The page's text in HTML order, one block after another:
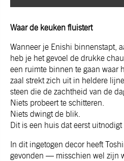
Waar de keuken fluistert
Wanneer je Enishi binnenstapt,
heb je het gevoel de drukke
een ruimte binnen te gaan waar
zaal strekt zich uit in heldere
steen die de zachtheid van de
Niets probeert te schitteren.
Niets dwingt de blik.
Dit is een huis dat eerst uitnodigt
In dit ingetogen decor heeft
gevonden — misschien wel zijn